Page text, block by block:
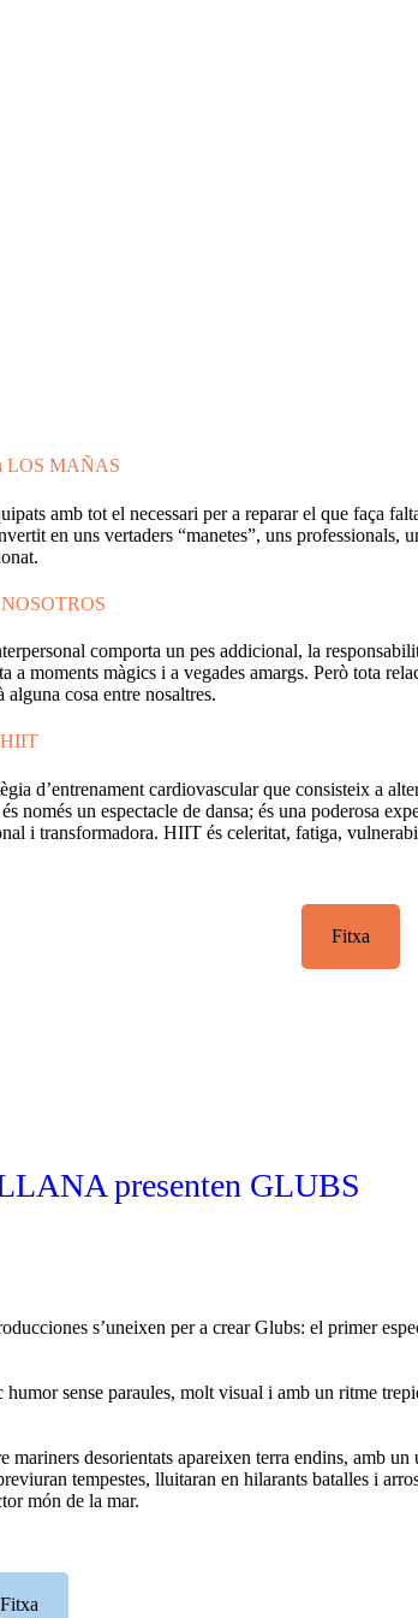
LOS MAÑAS
amb tot el necessari per a reparar el que faça
en uns vertaders “manetes”, uns
comporta un pes addicional, la
a moments màgics i a vegades amargs. Però tota
cosa entre nosaltres.
HIIT
d’entrenament cardiovascular que consisteix a
només un espectacle de dansa; és una poderosa
i transformadora. HIIT és celeritat, fatiga,
Fitxa
presenten GLUBS
s’uneixen per a crearGlubs: el primer
humor sense paraules, molt visual i amb un ritme
mariners desorientats apareixen terra endins, amb
tempestes, lluitaran en hilarants batalles i
món de la mar.
Fitxa